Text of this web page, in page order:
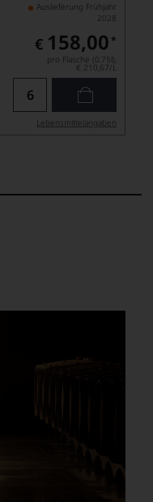
Auslieferung Frühjahr
2028
€ 158,00 *
pro Flasche (0.75l),
€ 210,67/L
Lebensmittel­angaben